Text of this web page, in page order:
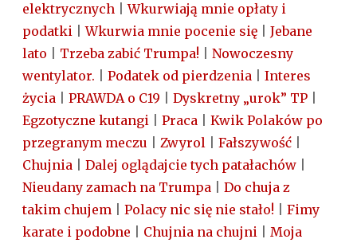
elektrycznych |Wkurwiają mnie opłaty i
podatki |Wkurwia mnie pocenie się
Jebane
lato
Trzeba zabić Trumpa!
Nowoczesny
wentylator.
Podatek od pierdzenia
Interes
życia
PRAWDA o C19 Dyskretny „urok” TP
Egzotyczne kutangi
Praca
Kwik Polaków po
przegranym meczu
Zwyrol Fałszywość
Chujnia
Dalej oglądajcie tych patałachów
Nieudany zamach na Trumpa
Do chuja z
takim chujem
Polacy nic się nie stało!
Fimy
karate i podobne
Chujnia na chujni
Moja